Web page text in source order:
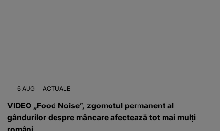
5 AUG ACTUALE
VIDEO „Food Noise”, zgomotul permanent al
gândurilor despre mâncare afectează tot mai mulți
români